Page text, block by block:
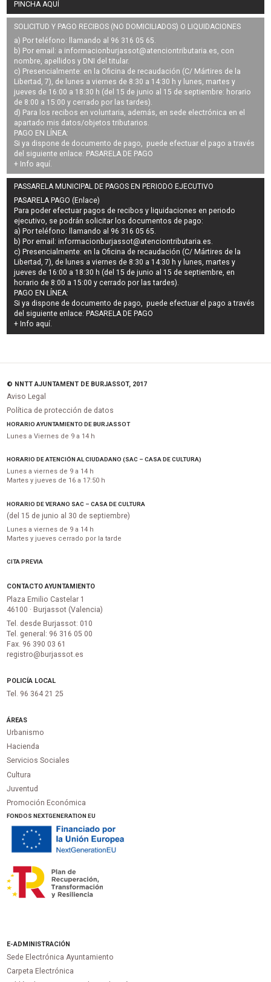
PINCHA AQUÍ
SOLICITUD Y PAGO RECIBOS (NO DOMICILIADOS) O LIQUIDACIONES
a) Por teléfono: llamando al 96 316 05 65.
b) Por email: a informacionburjassot@atenciontributaria.es, con
nombre, apellidos y DNI del titular.
c) Presencialmente: en la Oficina de recaudación (C/ Mártires de la
Libertad, 7), de lunes a viernes de 8:30 a 14:30 h y lunes, martes y
jueves de 16:00 a 18:30 h (del 15 de junio al 15 de septiembre: horario
de 8:00 a 15:00 y cerrado por las tardes).
d) Para los recibos en voluntaria, además, en sede electrónica en el
apartado mis datos/objetos tributarios.
PAGO EN LÍNEA:
Si ya dispone de documento de pago, puede efectuar el pago a través
del siguiente enlace: PASARELA DE PAGO
+ Info aquí.
PASSARELA MUNICIPAL DE PAGOS EN PERIODO EJECUTIVO
PASARELA PAGO (Enlace)
Para poder efectuar pagos derecibos y liquidaciones en periodo
ejecutivo, se podrán solicitar los documentos de pago:
a) Por teléfono: llamando al 96 316 05 65.
b) Por email:informacionburjassot@atenciontributaria.es.
c) Presencialmente: en la Oficina de recaudación (C/ Mártires de la
Libertad, 7), de lunes a viernes de 8:30 a 14:30 h y lunes, martes y
jueves de 16:00 a 18:30 h (del 15 de junio al 15 de septiembre, en
horario de 8:00 a 15:00 y cerrado por las tardes).
PAGO EN LÍNEA:
Si ya dispone de documento de pago, puede efectuar el pago a través
del siguiente enlace: PASARELA DE PAGO
+ Info aquí.
© NNTT AJUNTAMENT DE BURJASSOT, 2017
Aviso Legal
Política de protección de datos
HORARIO AYUNTAMIENTO DE BURJASSOT
Lunes a Viernes de 9 a 14 h
HORARIO DE ATENCIÓN AL CIUDADANO (SAC – CASA DE CULTURA)
Lunes a viernes de 9 a 14 h
Martes y jueves de 16 a 17:50 h
HORARIO DE VERANO SAC – CASA DE CULTURA
(del 15 de junio al 30 de septiembre)
Lunes a viernes de 9 a 14 h
Martes y jueves cerrado por la tarde
CITA PREVIA
CONTACTO AYUNTAMIENTO
Plaza Emilio Castelar 1
46100 · Burjassot (Valencia)
Tel. desde Burjassot: 010
Tel. general: 96 316 05 00
Fax. 96 390 03 61
registro@burjassot.es
POLICÍA LOCAL
Tel. 96 364 21 25
ÁREAS
Urbanismo
Hacienda
Servicios Sociales
Cultura
Juventud
Promoción Económica
FONDOS NEXTGENERATION EU
E-ADMINISTRACIÓN
Sede Electrónica Ayuntamiento
Carpeta Electrónica